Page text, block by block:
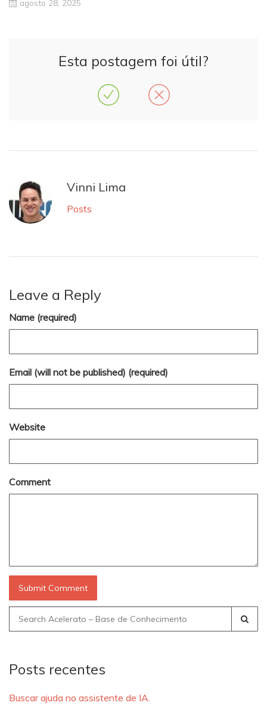
agosto 28, 2025
Esta postagem foi útil?
Vinni Lima
Posts
Leave a Reply
Name (required)
Email (will not be published) (required)
Website
Comment
Search
for:
Posts recentes
Buscar ajuda no assistente de IA.